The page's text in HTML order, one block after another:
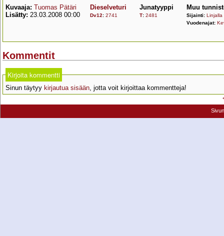
Kuvaaja: Tuomas Pätäri
Lisätty: 23.03.2008 00:00
Dieselveturi
Dv12: 2741
Junatyyppi
T: 2481
Muu
Sijainti: Linjalla
Vuodenajat:
Kommentit
Kirjoita kommentti
Sinun täytyy kirjautua sisään, jotta voit kirjoittaa kommentteja!